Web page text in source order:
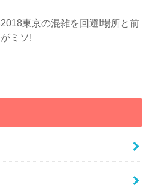
東京の混雑を回避!場所と前
ミソ!